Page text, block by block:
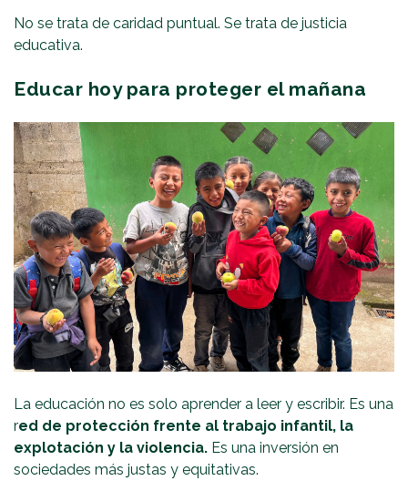
No se trata de caridad puntual. Se trata de justicia
educativa.
Educar hoy para proteger el mañana
La educación no es solo aprender a leer y escribir. Es una
red de protección frente al trabajo infantil, la
explotación y la violencia. Es una inversión en
sociedades más justas y equitativas.